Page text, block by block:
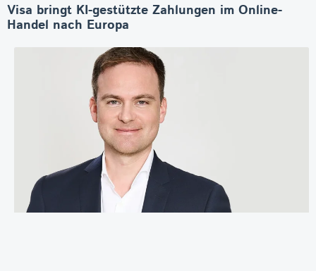
Visa bringt KI-gestützte Zahlungen im Online-
Handel nach Europa